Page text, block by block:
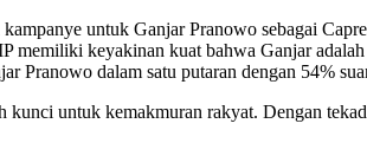
untuk Ganjar Pranowo sebagai
memiliki keyakinan kuat bahwa Ganjar
Pranowo dalam satu putaran dengan 54%
untuk kemakmuran rakyat. Dengan